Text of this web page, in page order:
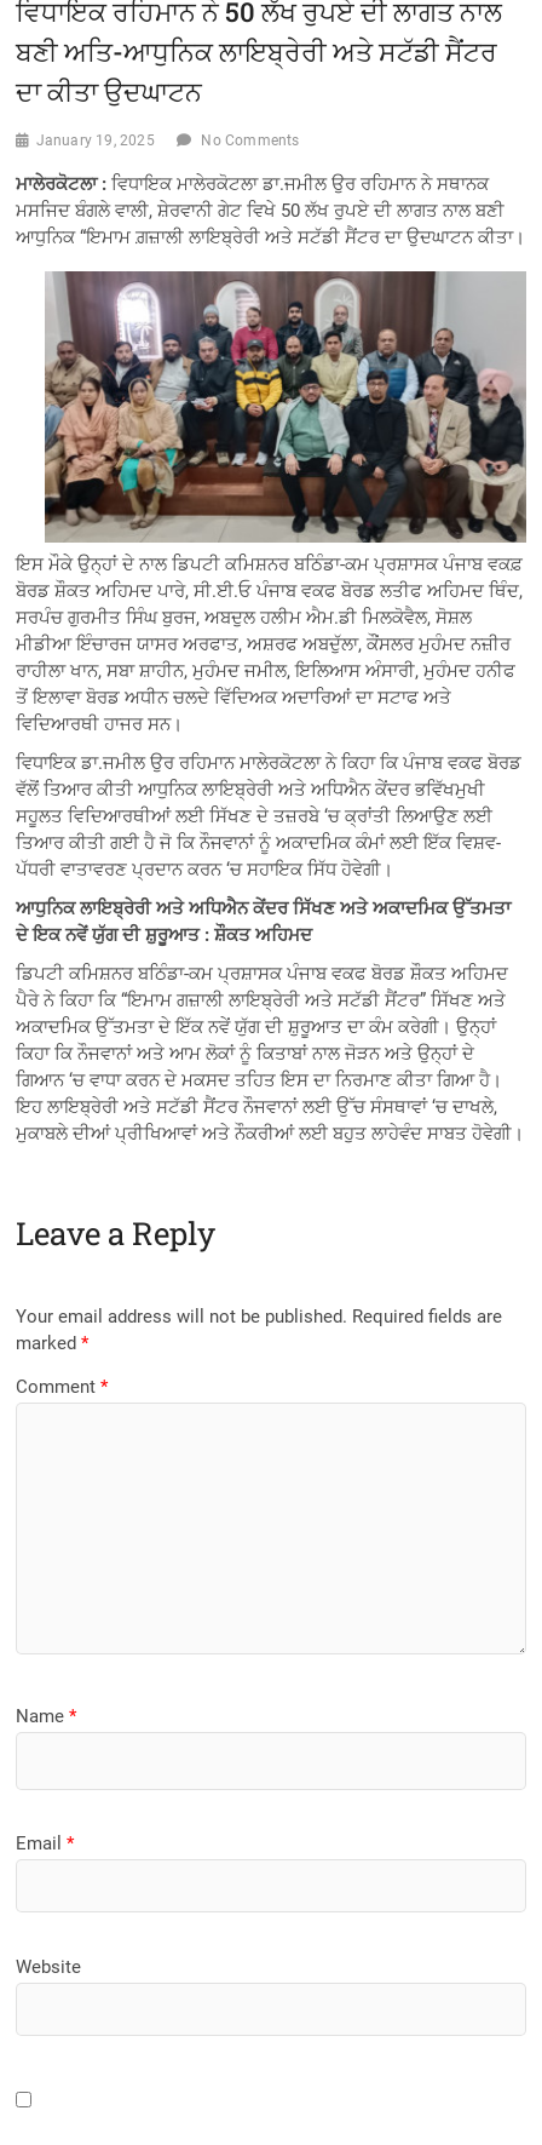
ਵਿਧਾਇਕ ਰਹਿਮਾਨ ਨੇ 50 ਲੱਖ ਰੁਪਏ ਦੀ ਲਾਗਤ ਨਾਲ
ਬਣੀ ਅਤਿ-ਆਧੁਨਿਕ ਲਾਇਬ੍ਰੇਰੀ ਅਤੇ ਸਟੱਡੀ ਸੈਂਟਰ
ਦਾ ਕੀਤਾ ਉਦਘਾਟਨ
January 19, 2025 No Comments
ਮਾਲੇਰਕੋਟਲਾ : ਵਿਧਾਇਕ ਮਾਲੇਰਕੋਟਲਾ ਡਾ.ਜਮੀਲ ਉਰ ਰਹਿਮਾਨ ਨੇ ਸਥਾਨਕ
ਮਸਜਿਦ ਬੰਗਲੇ ਵਾਲੀ, ਸ਼ੇਰਵਾਨੀ ਗੇਟ ਵਿਖੇ 50 ਲੱਖ ਰੁਪਏ ਦੀ ਲਾਗਤ ਨਾਲ ਬਣੀ
ਆਧੁਨਿਕ “ਇਮਾਮ ਗ਼ਜ਼ਾਲੀ ਲਾਇਬ੍ਰੇਰੀ ਅਤੇ ਸਟੱਡੀ ਸੈਂਟਰ ਦਾ ਉਦਘਾਟਨ ਕੀਤਾ।
ਇਸ ਮੌਕੇ ਉਨ੍ਹਾਂ ਦੇ ਨਾਲ ਡਿਪਟੀ ਕਮਿਸ਼ਨਰ ਬਠਿੰਡਾ-ਕਮ ਪ੍ਰਸ਼ਾਸਕ ਪੰਜਾਬ ਵਕਫ਼
ਬੋਰਡ ਸ਼ੌਕਤ ਅਹਿਮਦ ਪਾਰੇ, ਸੀ.ਈ.ਓ ਪੰਜਾਬ ਵਕਫ ਬੋਰਡ ਲਤੀਫ ਅਹਿਮਦ ਥਿੰਦ,
ਸਰਪੰਚ ਗੁਰਮੀਤ ਸਿੰਘ ਬੁਰਜ, ਅਬਦੁਲ ਹਲੀਮ ਐਮ.ਡੀ ਮਿਲਕੋਵੈਲ, ਸੋਸ਼ਲ
ਮੀਡੀਆ ਇੰਚਾਰਜ ਯਾਸਰ ਅਰਫਾਤ, ਅਸ਼ਰਫ ਅਬਦੁੱਲਾ, ਕੌਂਸਲਰ ਮੁਹੰਮਦ ਨਜ਼ੀਰ
ਰਾਹੀਲਾ ਖਾਨ, ਸਬਾ ਸ਼ਾਹੀਨ, ਮੁਹੰਮਦ ਜਮੀਲ, ਇਲਿਆਸ ਅੰਸਾਰੀ, ਮੁਹੰਮਦ ਹਨੀਫ
ਤੋਂ ਇਲਾਵਾ ਬੋਰਡ ਅਧੀਨ ਚਲਦੇ ਵਿੱਦਿਅਕ ਅਦਾਰਿਆਂ ਦਾ ਸਟਾਫ ਅਤੇ
ਵਿਦਿਆਰਥੀ ਹਾਜਰ ਸਨ।
ਵਿਧਾਇਕ ਡਾ.ਜਮੀਲ ਉਰ ਰਹਿਮਾਨ ਮਾਲੇਰਕੋਟਲਾ ਨੇ ਕਿਹਾ ਕਿ ਪੰਜਾਬ ਵਕਫ ਬੋਰਡ
ਵੱਲੋਂ ਤਿਆਰ ਕੀਤੀ ਆਧੁਨਿਕ ਲਾਇਬ੍ਰੇਰੀ ਅਤੇ ਅਧਿਐਨ ਕੇਂਦਰ ਭਵਿੱਖਮੁਖੀ
ਸਹੂਲਤ ਵਿਦਿਆਰਥੀਆਂ ਲਈ ਸਿੱਖਣ ਦੇ ਤਜ਼ਰਬੇ ‘ਚ ਕ੍ਰਾਂਤੀ ਲਿਆਉਣ ਲਈ
ਤਿਆਰ ਕੀਤੀ ਗਈ ਹੈ ਜੋ ਕਿ ਨੌਜਵਾਨਾਂ ਨੂੰ ਅਕਾਦਮਿਕ ਕੰਮਾਂ ਲਈ ਇੱਕ ਵਿਸ਼ਵ-
ਪੱਧਰੀ ਵਾਤਾਵਰਣ ਪ੍ਰਦਾਨ ਕਰਨ ‘ਚ ਸਹਾਇਕ ਸਿੱਧ ਹੋਵੇਗੀ।
ਆਧੁਨਿਕ ਲਾਇਬ੍ਰੇਰੀ ਅਤੇ ਅਧਿਐਨ ਕੇਂਦਰ ਸਿੱਖਣ ਅਤੇ ਅਕਾਦਮਿਕ ਉੱਤਮਤਾ
ਦੇ ਇਕ ਨਵੇਂ ਯੁੱਗ ਦੀ ਸ਼ੁਰੂਆਤ : ਸ਼ੌਕਤ ਅਹਿਮਦ
ਡਿਪਟੀ ਕਮਿਸ਼ਨਰ ਬਠਿੰਡਾ-ਕਮ ਪ੍ਰਸ਼ਾਸਕ ਪੰਜਾਬ ਵਕਫ ਬੋਰਡ ਸ਼ੌਕਤ ਅਹਿਮਦ
ਪੈਰੇ ਨੇ ਕਿਹਾ ਕਿ “ਇਮਾਮ ਗਜ਼ਾਲੀ ਲਾਇਬ੍ਰੇਰੀ ਅਤੇ ਸਟੱਡੀ ਸੈਂਟਰ” ਸਿੱਖਣ ਅਤੇ
ਅਕਾਦਮਿਕ ਉੱਤਮਤਾ ਦੇ ਇੱਕ ਨਵੇਂ ਯੁੱਗ ਦੀ ਸ਼ੁਰੂਆਤ ਦਾ ਕੰਮ ਕਰੇਗੀ। ਉਨ੍ਹਾਂ
ਕਿਹਾ ਕਿ ਨੌਜਵਾਨਾਂ ਅਤੇ ਆਮ ਲੋਕਾਂ ਨੂੰ ਕਿਤਾਬਾਂ ਨਾਲ ਜੋੜਨ ਅਤੇ ਉਨ੍ਹਾਂ ਦੇ
ਗਿਆਨ ‘ਚ ਵਾਧਾ ਕਰਨ ਦੇ ਮਕਸਦ ਤਹਿਤ ਇਸ ਦਾ ਨਿਰਮਾਣ ਕੀਤਾ ਗਿਆ ਹੈ।
ਇਹ ਲਾਇਬ੍ਰੇਰੀ ਅਤੇ ਸਟੱਡੀ ਸੈਂਟਰ ਨੌਜਵਾਨਾਂ ਲਈ ਉੱਚ ਸੰਸਥਾਵਾਂ ‘ਚ ਦਾਖਲੇ,
ਮੁਕਾਬਲੇ ਦੀਆਂ ਪ੍ਰੀਖਿਆਵਾਂ ਅਤੇ ਨੌਕਰੀਆਂ ਲਈ ਬਹੁਤ ਲਾਹੇਵੰਦ ਸਾਬਤ ਹੋਵੇਗੀ।
Leave a Reply
Your email address will not be published. Required fields are
marked*
Comment*
Name*
Email*
Website